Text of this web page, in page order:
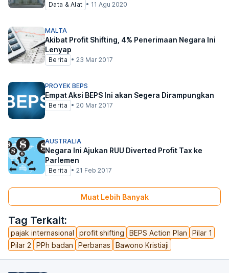
Tag Terkait:
pajak internasional profit shifting BEPS Action Plan
Pilar 1
Pilar 2
PPh badan Perbanas Bawono Kristiaji
Data & Alat • 11 Agu 2020
MALTA
Akibat Profit Shifting, 4% Penerimaan Negara Ini
Lenyap
Berita • 23 Mar 2017
PROYEK BEPS
Empat Aksi BEPS Ini akan Segera Dirampungkan
Berita • 20 Mar 2017
AUSTRALIA
Negara Ini Ajukan RUU Diverted Profit Tax ke
Parlemen
Berita • 21 Feb 2017
Muat Lebih Banyak